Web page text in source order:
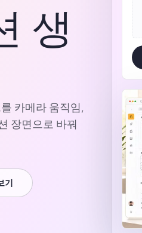
생
카메라 움직임,
장면으로 바꿔
기